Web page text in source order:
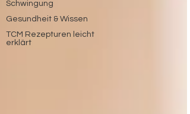
Schwingung
Gesundheit & Wissen
TCM Rezepturen leicht
erklärt